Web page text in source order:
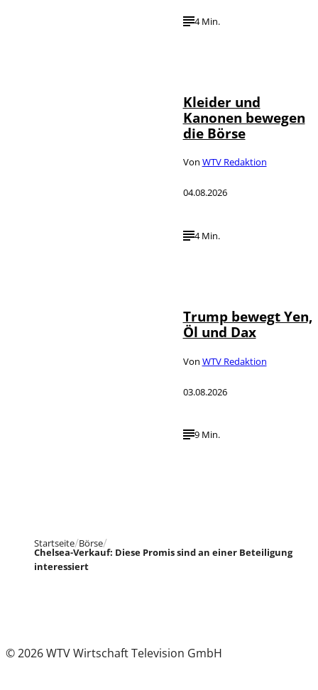
4 Min.
Kleider und
Kanonen bewegen
die Börse
Von WTV Redaktion
04.08.2026
4 Min.
Trump bewegt Yen,
Öl und Dax
Von WTV Redaktion
03.08.2026
9 Min.
Startseite Börse
Chelsea-Verkauf: Diese Promis sind an einer Beteiligung
interessiert
© 2026 WTV Wirtschaft Television GmbH